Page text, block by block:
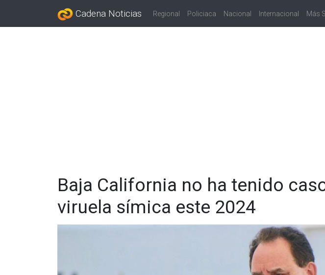
Cadena Noticias Regional Policiaca Nacional Internacional Más
Baja California no ha tenido
viruela símica este 2024